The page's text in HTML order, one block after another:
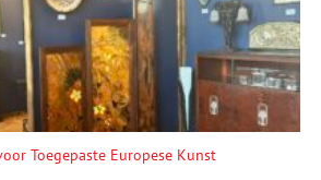
Toegepaste Europese Kunst